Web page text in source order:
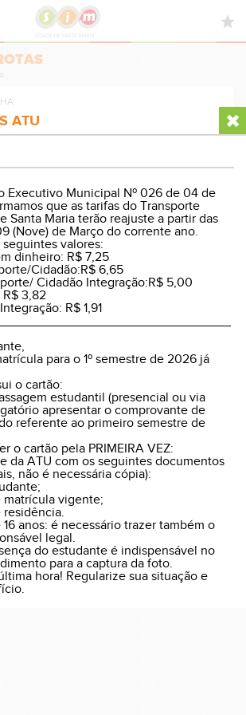
ATU
Executivo Municipal Nº 026 de 04 de
que as tarifas do Transporte
Santa Maria terão reajuste a partir das
(Nove) de Março do corrente ano.
valores:
dinheiro: R$ 7,25
Cidadão:R$ 6,65
Cidadão Integração:R$ 5,00
R$ 3,82
R$ 1,91
para o 1º semestre de 2026 já
o cartão:
estudantil (presencial ou via
apresentar o comprovante de
referente ao primeiro semestre de
o cartão pela PRIMEIRA VEZ:
da ATU com os seguintes documentos
não é necessária cópia):
matrícula vigente;
residência.
16 anos: é necessário trazer também o
legal.
do estudante é indispensável no
para a captura da foto.
hora! Regularize sua situação e
VER HORÁRIOS E ROTA
Versão Desktop